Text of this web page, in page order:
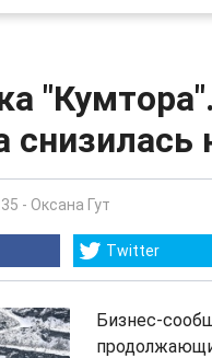
снизилась
- Оксана Гут
Twitter
Бизнес-